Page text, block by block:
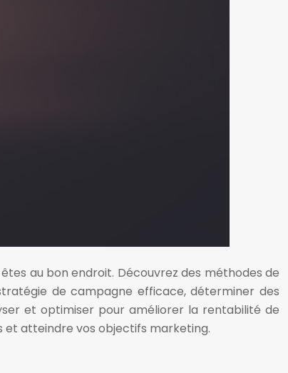
au bon endroit. Découvrez des méthodes de
de campagne efficace, déterminer des
et optimiser pour améliorer la rentabilité de
et atteindre vos objectifs marketing.